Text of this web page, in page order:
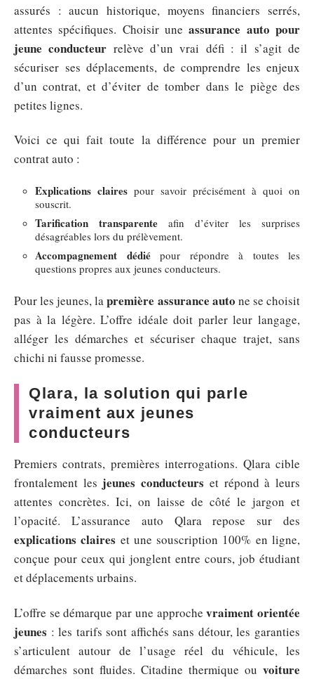
assurés : aucun historique, moyens financiers serrés,
attentes spécifiques. Choisir uneassurance auto pour
jeune conducteur relève d’un vrai défi : il s’agit de
sécuriser ses déplacements, de comprendre les enjeux
d’un contrat, et d’éviter de tomber dans le piège des
petites lignes.
Voici ce qui fait toute la différence pour un premier
contrat auto :
Explications claires pour savoir précisément à quoi on
souscrit.
Tarification transparente afin d’éviter les surprises
désagréables lors du prélèvement.
Accompagnement dédiépour répondre à toutes les
questions propres aux jeunes conducteurs.
Pour les jeunes, lapremière assurance auto ne se choisit
pas à la légère. L’offre idéale doit parler leur langage,
alléger les démarches et sécuriser chaque trajet, sans
chichi ni fausse promesse.
Qlara, la solution qui parle
vraiment aux jeunes
conducteurs
Premiers contrats, premières interrogations. Qlara cible
frontalement les jeunes conducteurs et répond à leurs
attentes concrètes. Ici, on laisse de côté le jargon et
l’opacité. L’assurance auto Qlara repose sur des
explications claires et une souscription 100% en ligne,
conçue pour ceux qui jonglent entre cours, job étudiant
et déplacements urbains.
L’offre se démarque par une approchevraiment orientée
jeunes : les tarifs sont affichés sans détour, les garanties
s’articulent autour de l’usage réel du véhicule, les
démarches sont fluides. Citadine thermique ou voiture